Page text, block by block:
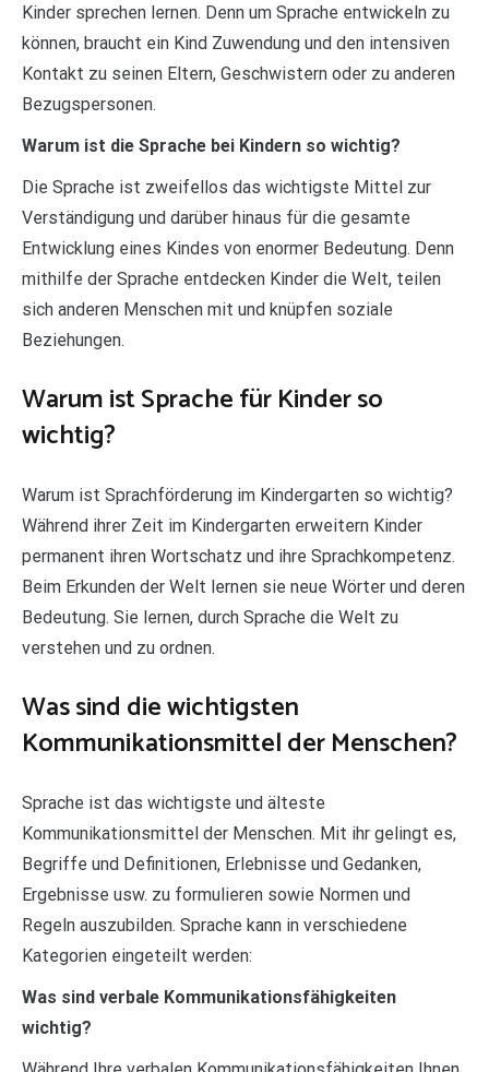
Kinder sprechen lernen. Denn um Sprache entwickeln zu
können, braucht ein Kind Zuwendung und den intensiven
Kontakt zu seinen Eltern, Geschwistern oder zu anderen
Bezugspersonen.
Warum ist die Sprache bei Kindern so wichtig?
Die Sprache ist zweifellos das wichtigste Mittel zur
Verständigung und darüber hinaus für die gesamte
Entwicklung eines Kindes von enormer Bedeutung. Denn
mithilfe der Sprache entdecken Kinder die Welt, teilen
sich anderen Menschen mit und knüpfen soziale
Beziehungen.
Warum ist Sprache für Kinder so
wichtig?
Warum ist Sprachförderung im Kindergarten so wichtig?
Während ihrer Zeit im Kindergarten erweitern Kinder
permanent ihren Wortschatz und ihre Sprachkompetenz.
Beim Erkunden der Welt lernen sie neue Wörter und deren
Bedeutung. Sie lernen, durch Sprache die Welt zu
verstehen und zu ordnen.
Was sind die wichtigsten
Kommunikationsmittel der Menschen?
Sprache ist das wichtigste und älteste
Kommunikationsmittel der Menschen. Mit ihr gelingt es,
Begriffe und Definitionen, Erlebnisse und Gedanken,
Ergebnisse usw. zu formulieren sowie Normen und
Regeln auszubilden. Sprache kann in verschiedene
Kategorien eingeteilt werden:
Was sind verbale Kommunikationsfähigkeiten
wichtig?